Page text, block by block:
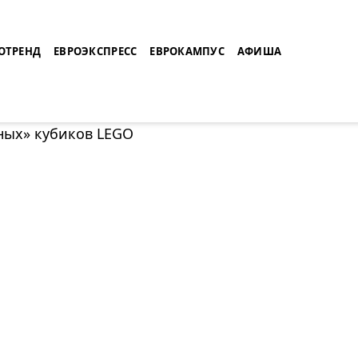
ЕВРОЭКСПРЕСС ЕВРОКАМПУС АФИША